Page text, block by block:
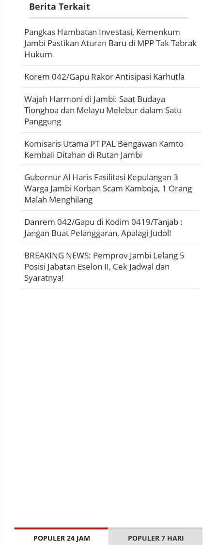
Berita Terkait
Pangkas Hambatan Investasi, Kemenkum
Jambi Pastikan Aturan Baru di MPP Tak Tabrak
Hukum
Korem 042/Gapu Rakor Antisipasi Karhutla
Wajah Harmoni di Jambi: Saat Budaya
Tionghoa dan Melayu Melebur dalam Satu
Panggung
Komisaris Utama PT PAL Bengawan Kamto
Kembali Ditahan di Rutan Jambi
Gubernur Al Haris Fasilitasi Kepulangan 3
Warga Jambi Korban Scam Kamboja, 1 Orang
Malah Menghilang
Danrem 042/Gapu di Kodim 0419/Tanjab :
Jangan Buat Pelanggaran, Apalagi Judol!
BREAKING NEWS: Pemprov Jambi Lelang 5
Posisi Jabatan Eselon II, Cek Jadwal dan
Syaratnya!
POPULER 24 JAM POPULER 7 HARI